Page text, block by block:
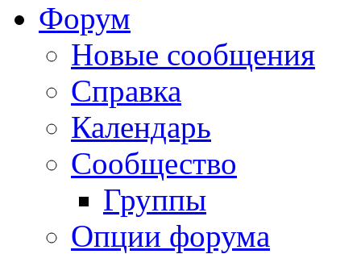
Форум
Новые сообщения
Справка
Календарь
Сообщество
Группы
Опции форума